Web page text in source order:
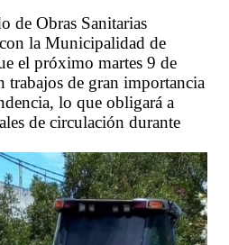
de Obras Sanitarias
la Municipalidad de
el próximo martes 9 de
trabajos de gran importancia
lo que obligará a
de circulación durante